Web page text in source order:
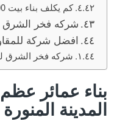
كم يكلف بناء بيت 200 متر؟
شركه فخر الشرق
افضل شركة
شركه فخر الشرق
بناء عمائر
المدينة المنورة